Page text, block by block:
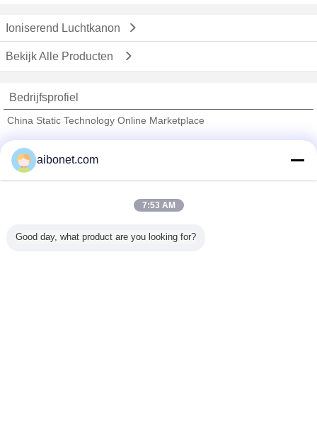
Ioniserend Luchtkanon
Bekijk Alle Producten
Bedrijfsprofiel
China Static Technology Online Marketplace
Trust Seal
Alle producten
aibonet.com
7:53 AM
Good day, what product are you looking for?